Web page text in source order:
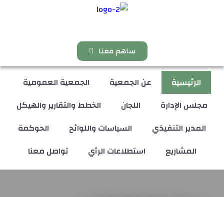
ساهم معنا
الرئيسية عن الجمعية
الجمعية العمومية
مجلس الإدارة
اللجان
الخطط والتقارير والهيكل
المدير التنفيذي
السياسات واللوائح
الحوكمة
المشاريع
استطلاعات الرأي تواصل معنا